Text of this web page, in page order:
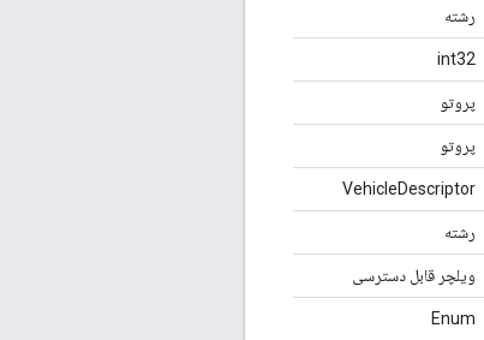
رشته
int32
پروتو
پروتو
VehicleDescriptor
رشته
ویلچر قابل دسترسی
Enum